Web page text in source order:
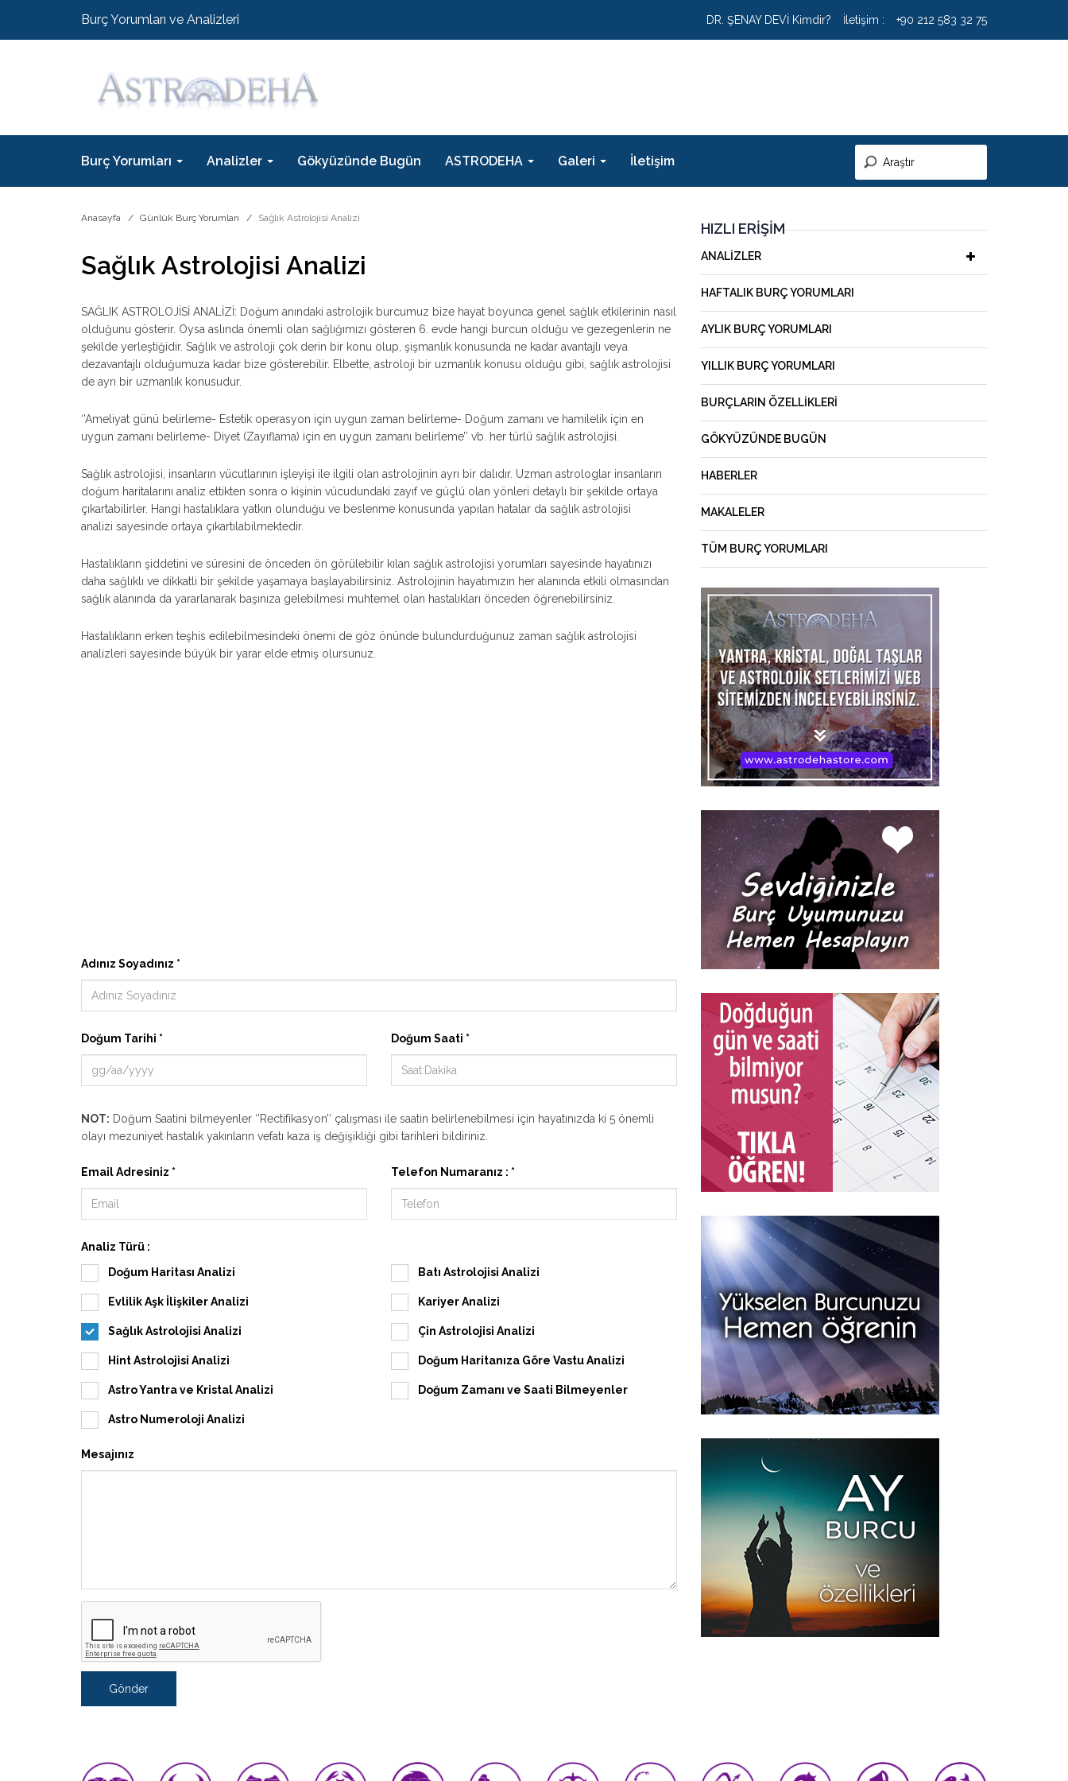
Burç Yorumları ve Analizleri DR. ŞENAY DEVİ Kimdir? İletişim : +90 212 583 32 75
Burç Yorumları Analizler Gökyüzünde Bugün ASTRODEHA Galeri İletişim
Anasayfa Günlük Burç Yorumları Sağlık Astrolojisi Analizi
Sağlık Astrolojisi Analizi
SAĞLIK ASTROLOJİSİ ANALİZİ: Doğum anındaki astrolojik burcumuz bize hayat boyunca genel sağlık etkilerinin nasıl
olduğunu gösterir. Oysa aslında önemli olan sağlığımızı gösteren 6. evde hangi burcun olduğu ve gezegenlerin ne
şekilde yerleştiğidir. Sağlık ve astroloji çok derin bir konu olup, şişmanlık konusunda ne kadar avantajlı veya
dezavantajlı olduğumuza kadar bize gösterebilir. Elbette, astroloji bir uzmanlık konusu olduğu gibi, sağlık astrolojisi
de ayrı bir uzmanlık konusudur.
‘’Ameliyat günü belirleme- Estetik operasyon için uygun zaman belirleme- Doğum zamanı ve hamilelik için en
uygun zamanı belirleme- Diyet (Zayıflama) için en uygun zamanı belirleme’’ vb. her türlü sağlık astrolojisi.
Sağlık astrolojisi, insanların vücutlarının işleyişi ile ilgili olan astrolojinin ayrı bir dalıdır. Uzman astrologlar insanların
doğum haritalarını analiz ettikten sonra o kişinin vücudundaki zayıf ve güçlü olan yönleri detaylı bir şekilde ortaya
çıkartabilirler. Hangi hastalıklara yatkın olunduğu ve beslenme konusunda yapılan hatalar da sağlık astrolojisi
analizi sayesinde ortaya çıkartılabilmektedir.
Hastalıkların şiddetini ve süresini de önceden ön görülebilir kılan sağlık astrolojisi yorumları sayesinde hayatınızı
daha sağlıklı ve dikkatli bir şekilde yaşamaya başlayabilirsiniz. Astrolojinin hayatımızın her alanında etkili olmasından
sağlık alanında da yararlanarak başınıza gelebilmesi muhtemel olan hastalıkları önceden öğrenebilirsiniz.
Hastalıkların erken teşhis edilebilmesindeki önemi de göz önünde bulundurduğunuz zaman sağlık astrolojisi
analizleri sayesinde büyük bir yarar elde etmiş olursunuz.
Adınız Soyadınız *
Doğum Tarihi * Doğum Saati *
NOT: Doğum Saatini bilmeyenler ‘’Rectifikasyon’’ çalışması ile saatin belirlenebilmesi için hayatınızda ki 5 önemli
olayı mezuniyet hastalık yakınların vefatı kaza iş değişikliği gibi tarihleri bildiriniz.
Email Adresiniz * Telefon Numaranız : *
Analiz Türü :
Doğum Haritası Analizi
Batı Astrolojisi Analizi
Evlilik Aşk İlişkiler Analizi Kariyer Analizi
Sağlık Astrolojisi Analizi Çin Astrolojisi Analizi
Hint Astrolojisi Analizi Doğum Haritanıza Göre Vastu Analizi
Astro Yantra ve Kristal Analizi Doğum Zamanı ve Saati Bilmeyenler
Astro Numeroloji Analizi
Mesajınız
Gönder
HIZLI ERIŞIM
ANALIZLER
HAFTALIK BURÇ YORUMLARI
AYLIK BURÇ YORUMLARI
YILLIK BURÇ YORUMLARI
BURÇLARIN ÖZELLIKLERI
GÖKYÜZÜNDE BUGÜN
HABERLER
MAKALELER
TÜM BURÇ YORUMLARI